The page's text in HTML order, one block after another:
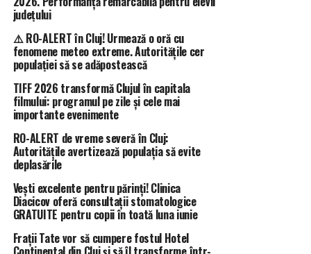
județului
⚠️ RO-ALERT în Cluj! Urmează o oră cu
fenomene meteo extreme. Autoritățile cer
populației să se adăpostească
TIFF 2026 transformă Clujul în capitala
filmului: programul pe zile și cele mai
importante evenimente
RO-ALERT de vreme severă în Cluj:
Autoritățile avertizează populația să evite
deplasările
Vești excelente pentru părinți! Clinica
Diacicov oferă consultații stomatologice
GRATUITE pentru copii în toată luna iunie
Frații Tate vor să cumpere fostul Hotel